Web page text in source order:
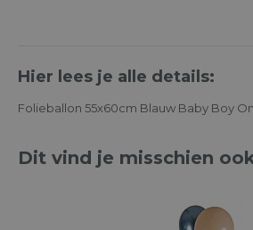
Hier lees je alle details:
Folieballon 55x60cm Blauw Baby Boy
Dit vind je misschien